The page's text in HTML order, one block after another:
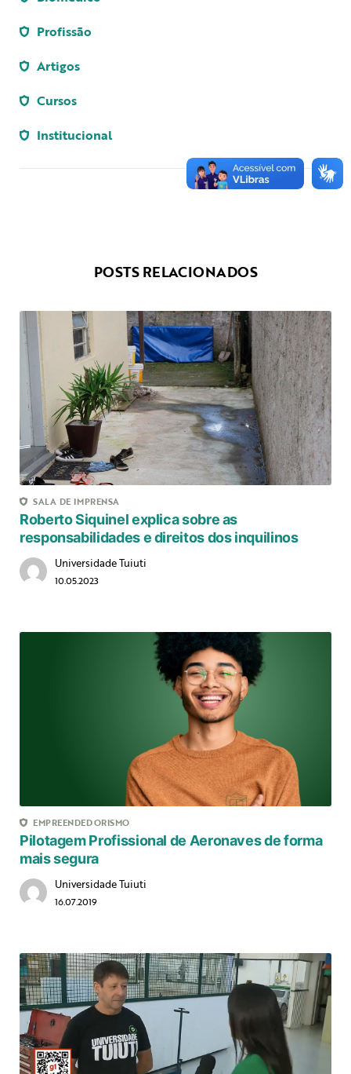
Profissão
Artigos
Cursos
Institucional
POSTS RELACIONADOS
SALA DE IMPRENSA
Roberto Siquinel explica sobre as
responsabilidades e direitos dos inquilinos
Universidade Tuiuti
10.05.2023
EMPREENDEDORISMO
Pilotagem Profissional de Aeronaves de forma
mais segura
Universidade Tuiuti
16.07.2019